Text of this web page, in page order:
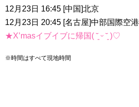
12月23日 16:45 [中国]北京
12月23日 20:45 [名古屋]中部国際空港
★X’masイブイブに帰国( ˘͈ ᵕ ˘͈ )♡
※時間はすべて現地時間